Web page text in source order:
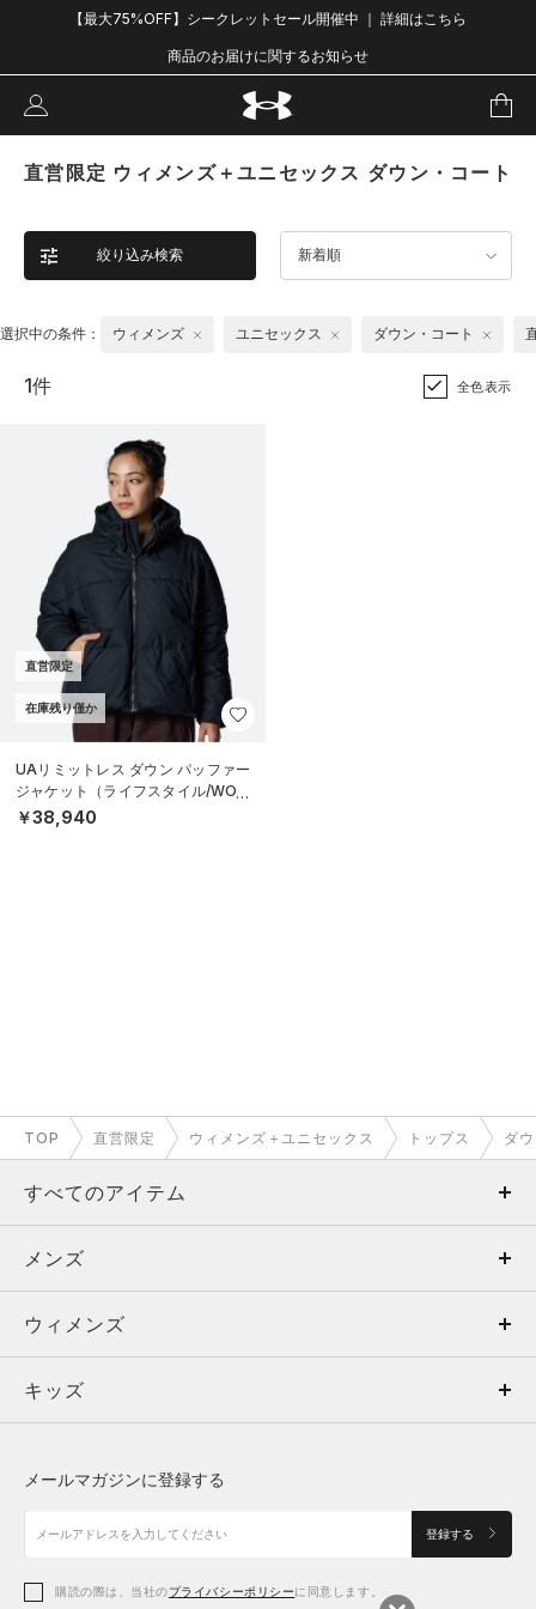
【最大75%OFF】シークレットセール開催中 ｜ 詳細はこちら
商品のお届けに関するお知らせ
直営限定 ウィメンズ＋ユニセックス ダウン・コート
絞り込み検索 新着順
選択中の条件： ウィメンズ ユニセックス ダウン・コート
1件 全色表示
直営限定
在庫残り僅か
UAリミットレス ダウン パッファー
ジャケット（ライフスタイル/WOM
EN）
￥38,940
TOP 直営限定 ウィメンズ＋ユニセックス トップス ダ
すべてのアイテム
メンズ
ウィメンズ
キッズ
アクセサリー
メンズ
トップス
ボトムス
アクセサリー
ウィメンズ
トップス
シューズ
アクセサリー
キッズ
シューズ
メールマガジンに登録する
登録する
購読の際は、当社のプライバシーポリシーに同意します。